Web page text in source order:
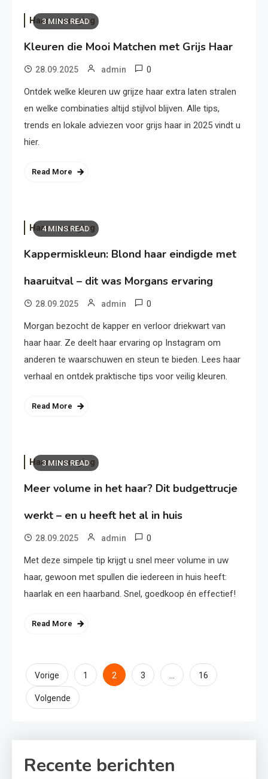
3 MINS READ
Haarverzorging
Kleuren die Mooi Matchen met Grijs Haar
28.09.2025 admin 0
Ontdek welke kleuren uw grijze haar extra laten stralen
en welke combinaties altijd stijlvol blijven. Alle tips,
trends en lokale adviezen voor grijs haar in 2025 vindt u
hier.
Read More
4 MINS READ
Haarverzorging
Kappermiskleun: Blond haar eindigde met
haaruitval – dit was Morgans ervaring
28.09.2025 admin 0
Morgan bezocht de kapper en verloor driekwart van
haar haar. Ze deelt haar ervaring op Instagram om
anderen te waarschuwen en steun te bieden. Lees haar
verhaal en ontdek praktische tips voor veilig kleuren.
Read More
3 MINS READ
Haarverzorging
Meer volume in het haar? Dit budgettrucje
werkt – en u heeft het al in huis
28.09.2025 admin 0
Met deze simpele tip krijgt u snel meer volume in uw
haar, gewoon met spullen die iedereen in huis heeft:
haarlak en een haarband. Snel, goedkoop én effectief!
Read More
Berichten
paginering
Vorige 1 2 3 … 16
Volgende
Recente berichten